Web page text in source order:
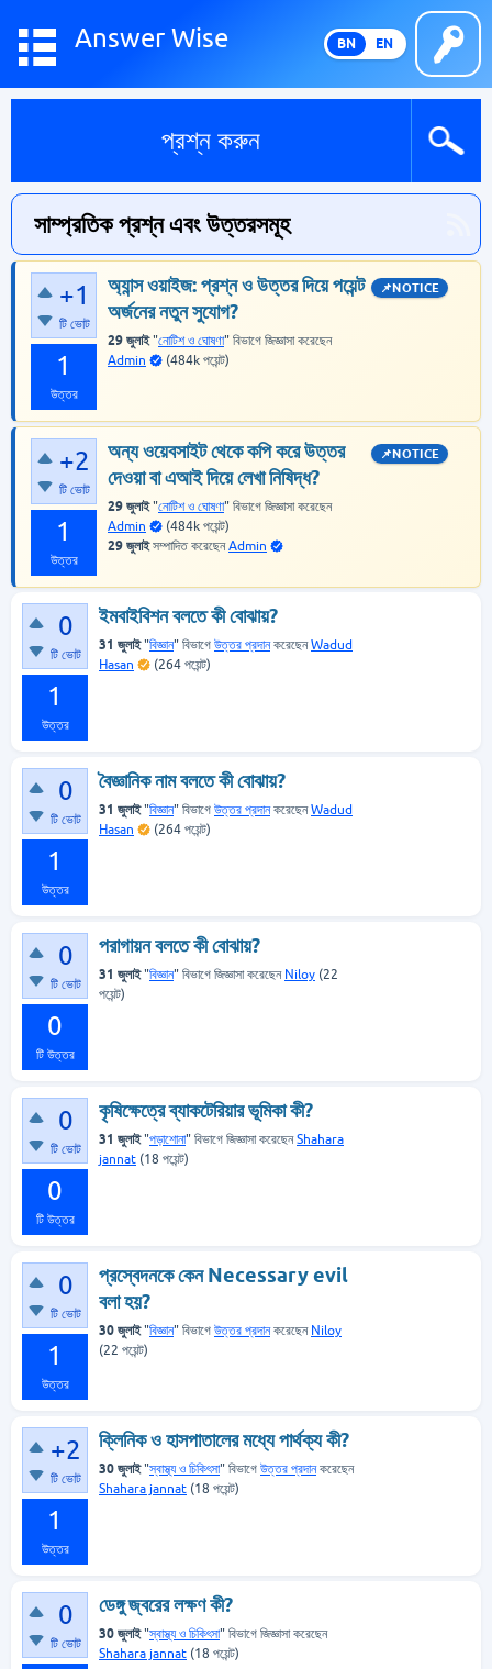
Answer Wise
প্রশ্ন করুন
সাম্প্রতিক প্রশ্ন এবং উত্তরসমূহ
+1
টি ভোট
1
উত্তর
অ্যান্স ওয়াইজ: প্রশ্ন ও উত্তর দিয়ে পয়েন্ট
অর্জনের নতুন সুযোগ?
29 জুলাই "নোটিশ ও ঘোষণা" বিভাগে জিজ্ঞাসাকরেছেন
Admin
(484k পয়েন্ট)
+2
টি ভোট
1
উত্তর
অন্য ওয়েবসাইট থেকে কপি করে উত্তর
দেওয়া বা এআই দিয়ে লেখা নিষিদ্ধ?
29 জুলাই "নোটিশ ও ঘোষণা" বিভাগে জিজ্ঞাসাকরেছেন
Admin
(484k পয়েন্ট)
29 জুলাই সম্পাদিত করেছেনAdmin
0
টি ভোট
1
উত্তর
ইমবাইবিশন বলতে কী বোঝায়?
31 জুলাই "বিজ্ঞান" বিভাগে উত্তর প্রদান করেছেনWadud
Hasan
(264 পয়েন্ট)
0
টি ভোট
1
উত্তর
বৈজ্ঞানিক নাম বলতে কী বোঝায়?
31 জুলাই "বিজ্ঞান" বিভাগে উত্তর প্রদান করেছেনWadud
Hasan
(264 পয়েন্ট)
0
টি ভোট
0
টি উত্তর
পরাগায়ন বলতে কী বোঝায়?
31 জুলাই "বিজ্ঞান" বিভাগে জিজ্ঞাসাকরেছেন Niloy (22
পয়েন্ট)
0
টি ভোট
0
টি উত্তর
কৃষিক্ষেত্রে ব্যাকটেরিয়ার ভূমিকা কী?
31 জুলাই "পড়াশোনা" বিভাগে জিজ্ঞাসাকরেছেনShahara
jannat (18 পয়েন্ট)
0
টি ভোট
1
উত্তর
প্রস্বেদনকে কেন Necessary evil
বলা হয়?
30 জুলাই "বিজ্ঞান" বিভাগে উত্তর প্রদান করেছেন Niloy
(22 পয়েন্ট)
+2
টি ভোট
1
উত্তর
ক্লিনিক ও হাসপাতালের মধ্যে পার্থক্য কী?
30 জুলাই "স্বাস্থ্য ও চিকিৎসা" বিভাগে উত্তর প্রদান করেছেন
Shahara jannat (18 পয়েন্ট)
0
টি ভোট
ডেঙ্গু জ্বরের লক্ষণ কী?
30 জুলাই "স্বাস্থ্য ও চিকিৎসা" বিভাগে জিজ্ঞাসাকরেছেন
Shahara jannat (18 পয়েন্ট)
BN EN